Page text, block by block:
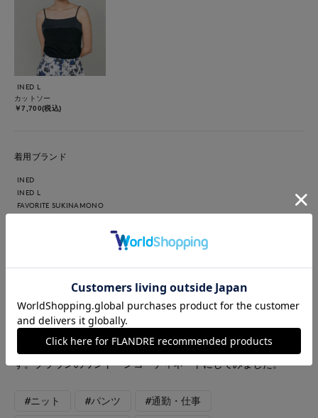
INED L
カットソー
￥7,700(税込)
着用ブランド
INED
INED L
FAVORITE SUKINAMONO
もなりにくくこの夏ヘビロテ間違いなしです。足元もパンプス、
サンダル、スニーカーとオールマイティに合わせられるのでさま
ざまなコーディネートを楽しめます。 トップスも1枚はもってお
きたいサマーニット。冷房対策や日除けに1枚あると重宝しま
す。ブラウンのワントーンコーディネートにしてみました。
#ニット #パンツ #通勤・仕事